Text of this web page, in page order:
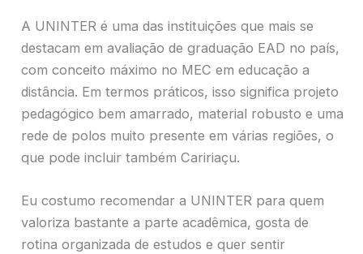
A UNINTER é uma das instituições que mais se
destacam em avaliação de graduação EAD no país,
com conceito máximo no MEC em educação a
distância. Em termos práticos, isso significa projeto
pedagógico bem amarrado, material robusto e uma
rede de polos muito presente em várias regiões, o
que pode incluir também Caririaçu.
Eu costumo recomendar a UNINTER para quem
valoriza bastante a parte acadêmica, gosta de
rotina organizada de estudos e quer sentir